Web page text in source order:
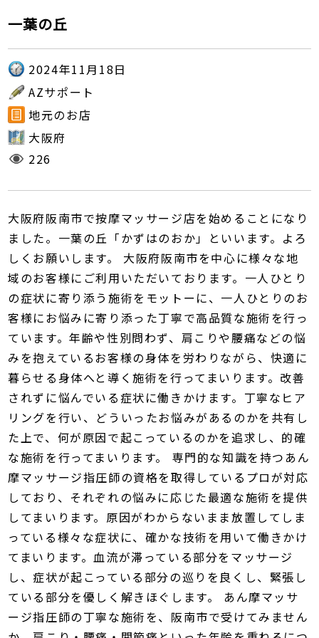
一葉の丘
2024年11月18日
AZサポート
地元のお店
大阪府
226
大阪府阪南市で按摩マッサージ店を始めることになり
ました。一葉の丘「かずはのおか」といいます。よろ
しくお願いします。 大阪府阪南市を中心に様々な地
域のお客様にご利用いただいております。一人ひとり
の症状に寄り添う施術をモットーに、一人ひとりのお
客様にお悩みに寄り添った丁寧で高品質な施術を行っ
ています。年齢や性別問わず、肩こりや腰痛などの悩
みを抱えているお客様の身体を労わりながら、快適に
暮らせる身体へと導く施術を行ってまいります。改善
されずに悩んでいる症状に働きかけます。丁寧なヒア
リングを行い、どういったお悩みがあるのかを共有し
た上で、何が原因で起こっているのかを追求し、的確
な施術を行ってまいります。 専門的な知識を持つあん
摩マッサージ指圧師の資格を取得しているプロが対応
しており、それぞれの悩みに応じた最適な施術を提供
してまいります。原因がわからないまま放置してしま
っている様々な症状に、確かな技術を用いて働きかけ
てまいります。血流が滞っている部分をマッサージ
し、症状が起こっている部分の巡りを良くし、緊張し
ている部分を優しく解きほぐします。 あん摩マッサ
ージ指圧師の丁寧な施術を、阪南市で受けてみません